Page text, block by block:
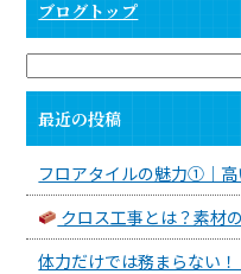
ブログトップ
最近の投稿
フロアタイルの魅力①｜
クロス工事とは？素材
体力だけでは務まらない